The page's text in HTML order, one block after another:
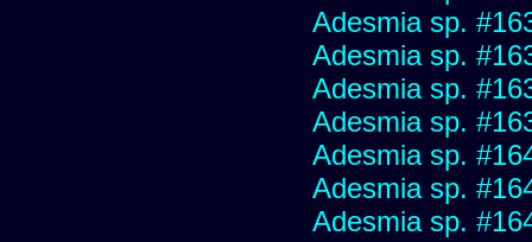
Adesmia sp.
Adesmia sp.
Adesmia sp.
Adesmia sp.
Adesmia sp.
Adesmia sp.
Adesmia sp.